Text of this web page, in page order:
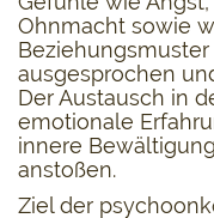
Ohnmacht sowie
ausgesprochen
Der Austausch in
emotionale
innere
anstoßen.
Ziel der